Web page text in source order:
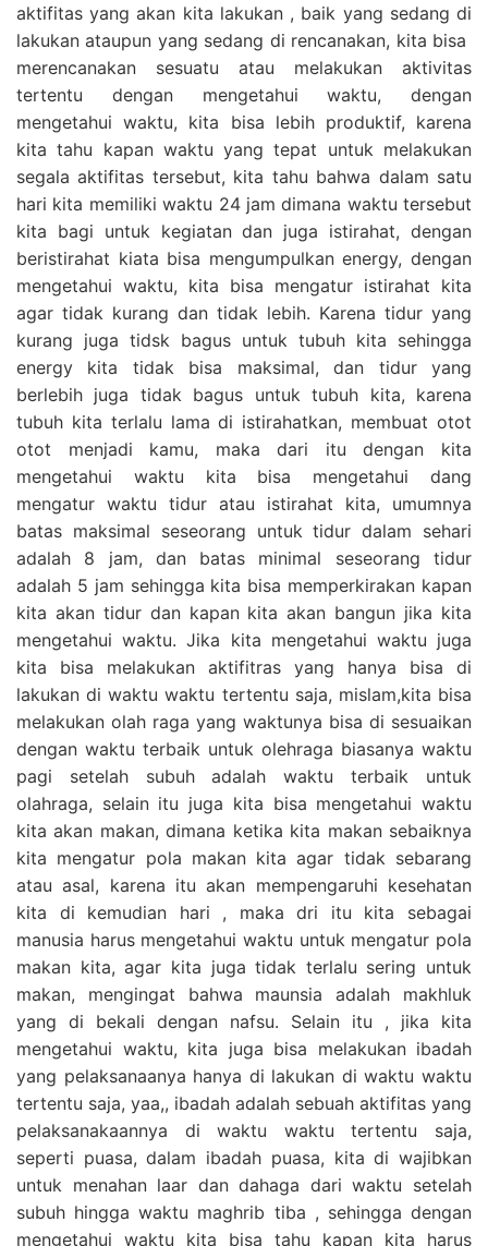
aktifitas yang akan kita lakukan , baik yang sedang di
lakukan ataupun yang sedang di rencanakan, kita bisa
merencanakan sesuatu atau melakukan aktivitas
tertentu dengan mengetahui waktu, dengan
mengetahui waktu, kita bisa lebih produktif, karena
kita tahu kapan waktu yang tepat untuk melakukan
segala aktifitas tersebut, kita tahu bahwa dalam satu
hari kita memiliki waktu 24 jam dimana waktu tersebut
kita bagi untuk kegiatan dan juga istirahat, dengan
beristirahat kiata bisa mengumpulkan energy, dengan
mengetahui waktu, kita bisa mengatur istirahat kita
agar tidak kurang dan tidak lebih. Karena tidur yang
kurang juga tidsk bagus untuk tubuh kita sehingga
energy kita tidak bisa maksimal, dan tidur yang
berlebih juga tidak bagus untuk tubuh kita, karena
tubuh kita terlalu lama di istirahatkan, membuat otot
otot menjadi kamu, maka dari itu dengan kita
mengetahui waktu kita bisa mengetahui dang
mengatur waktu tidur atau istirahat kita, umumnya
batas maksimal seseorang untuk tidur dalam sehari
adalah 8 jam, dan batas minimal seseorang tidur
adalah 5 jam sehingga kita bisa memperkirakan kapan
kita akan tidur dan kapan kita akan bangun jika kita
mengetahui waktu. Jika kita mengetahui waktu juga
kita bisa melakukan aktifitras yang hanya bisa di
lakukan di waktu waktu tertentu saja, mislam,kita bisa
melakukan olah raga yang waktunya bisa di sesuaikan
dengan waktu terbaik untuk olehraga biasanya waktu
pagi setelah subuh adalah waktu terbaik untuk
olahraga, selain itu juga kita bisa mengetahui waktu
kita akan makan, dimana ketika kita makan sebaiknya
kita mengatur pola makan kita agar tidak sebarang
atau asal, karena itu akan mempengaruhi kesehatan
kita di kemudian hari , maka dri itu kita sebagai
manusia harus mengetahui waktu untuk mengatur pola
makan kita, agar kita juga tidak terlalu sering untuk
makan, mengingat bahwa maunsia adalah makhluk
yang di bekali dengan nafsu. Selain itu , jika kita
mengetahui waktu, kita juga bisa melakukan ibadah
yang pelaksanaanya hanya di lakukan di waktu waktu
tertentu saja, yaa,, ibadah adalah sebuah aktifitas yang
pelaksanakaannya di waktu waktu tertentu saja,
seperti puasa, dalam ibadah puasa, kita di wajibkan
untuk menahan laar dan dahaga dari waktu setelah
subuh hingga waktu maghrib tiba , sehingga dengan
mengetahui waktu kita bisa tahu kapan kita harus